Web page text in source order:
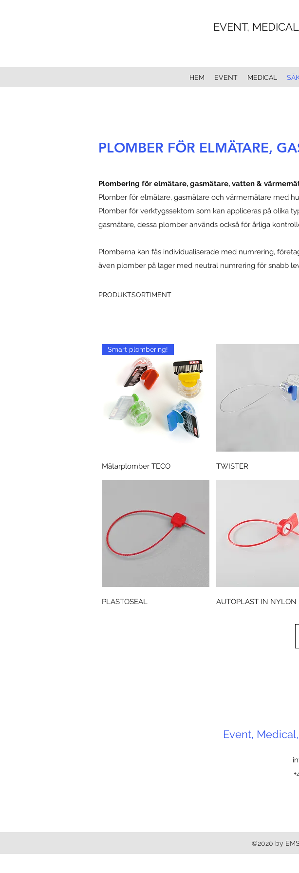
EVENT,
HEM EVENT MEDICAL
PLOMBER FÖR ELMÄTARE,
Plombering för elmätare, gasmätare, vatten &
Plomber för elmätare, gasmätare och värmemätare med
Plomber för verktygssektorn som kan appliceras på olika
gasmätare, dessa plomber används också för årliga
Plomberna kan fås individualiserade med numrering,
även plomber på lager med neutral numrering för snabb
PRODUKTSORTIMENT
Snabbvisning
Smart plombering!
Mätarplomber TECO Snabbvisning
TWISTER
Snabbvisning
PLASTOSEAL Snabbvisning
AUTOPLAST IN NYLON
Event,
©2020 by